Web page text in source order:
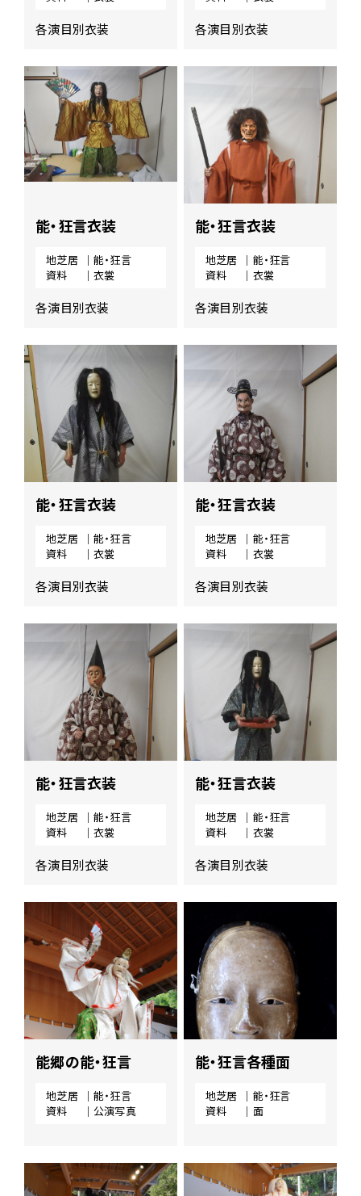
各演目別衣装 各演目別衣装
能・狂言衣装
地芝居
｜能・狂言
資料
｜衣裳
各演目別衣装
能・狂言衣装
地芝居
｜能・狂言
資料
｜衣裳
各演目別衣装
能・狂言衣装
地芝居
｜能・狂言
資料
｜衣裳
各演目別衣装
能・狂言衣装
地芝居
｜能・狂言
資料
｜衣裳
各演目別衣装
能・狂言衣装
地芝居
｜能・狂言
資料
｜衣裳
各演目別衣装
能・狂言衣装
地芝居
｜能・狂言
資料
｜衣裳
各演目別衣装
能郷の能・狂言
地芝居
｜能・狂言
資料
｜公演写真
能・狂言各種面
地芝居
｜能・狂言
資料
｜面